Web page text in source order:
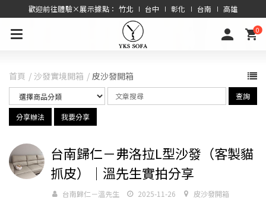
歡迎前往體驗×展示據點： 竹北 ∣ 台中 ∣ 彰化 ∣ 台南 ∣ 高雄
0
首頁 沙發實境開箱 皮沙發開箱
查詢
分享辦法 我要分享
台南歸仁－弗洛拉L型沙發（客製貓
抓皮）｜溫先生實拍分享
台南歸仁－溫先生 2025-11-26 皮沙發開箱